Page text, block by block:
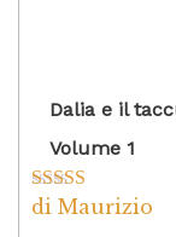
Dalia e il
Volume 1
Valutato4
di Maurizio